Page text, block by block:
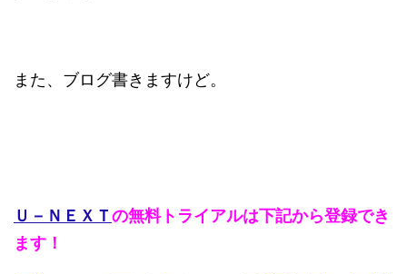
また、ブログ書きますけど。
Ｕ－ＮＥＸＴの無料トライアルは下記から登録でき
ます！